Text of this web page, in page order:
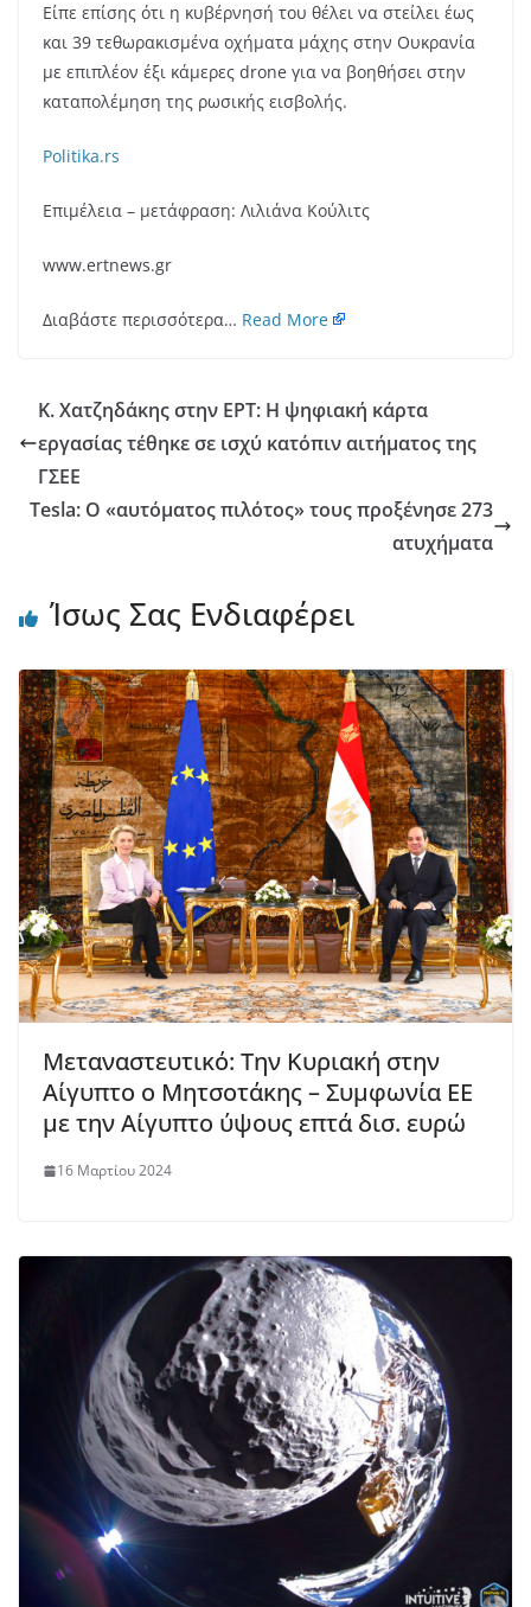
Είπε επίσης ότι η κυβέρνησή του θέλει να στείλει έως
και 39 τεθωρακισμένα οχήματα μάχης στην Ουκρανία
με επιπλέον έξι κάμερες drone για να βοηθήσει στην
καταπολέμηση της ρωσικής εισβολής.
Politika.rs
Επιμέλεια – μετάφραση: Λιλιάνα Κούλιτς
www.ertnews.gr
Διαβάστε περισσότερα… Read More
Κ. Χατζηδάκης στην ΕΡΤ: Η ψηφιακή κάρτα
εργασίας τέθηκε σε ισχύ κατόπιν αιτήματος της
ΓΣΕΕ
Tesla: Ο «αυτόματος πιλότος» τους προξένησε 273
ατυχήματα
Ίσως Σας Ενδιαφέρει
Μεταναστευτικό: Την Κυριακή στην
Αίγυπτο ο Μητσοτάκης – Συμφωνία ΕΕ
με την Αίγυπτο ύψους επτά δισ. ευρώ
16 Μαρτίου 2024